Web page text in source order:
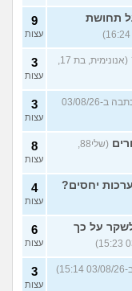
תחושת
9
עצות
(אנונימית, בת 17,
3
עצות
(שירה, בת 18, כתבה ב-03/08/26
3
עצות
(שלי88,
8
עצות
יחסים? 4
עצות
לשקר על כך
6
עצות
3
עצות